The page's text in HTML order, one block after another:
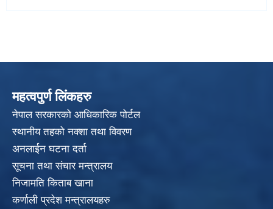
महत्वपुर्ण लिंकहरु
नेपाल सरकारको आधिकारिक पोर्टल
स्थानीय तहको नक्शा तथा विवरण
अनलाईन घटना दर्ता
सूचना तथा संचार मन्त्रालय
निजामति किताब खाना
कर्णाली प्रदेश मन्त्रालयहरु